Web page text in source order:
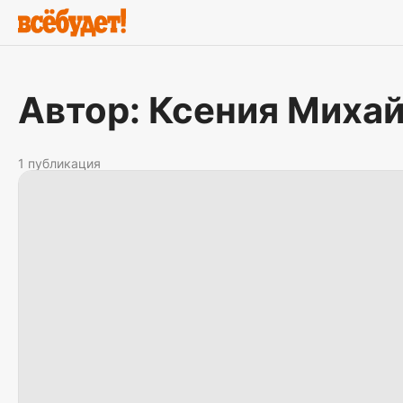
Автор: Ксения
1 публикация